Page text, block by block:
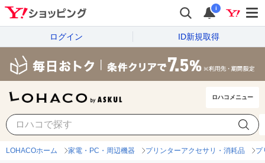
i
ログイン ID新規取得
ロハコメニュー
LOHACOホーム 家電・PC・周辺機器 プリンターアクセサリ・消耗品 プ